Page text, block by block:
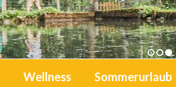
1 2 3
Wellness Sommerurlaub